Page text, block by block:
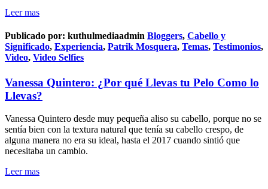
Leer mas
Publicado por: kuthulmediaadmin Bloggers, Cabello y
Significado, Experiencia, Patrik Mosquera, Temas, Testimonios,
Video, Video Selfies
Vanessa Quintero: ¿Por qué Llevas tu Pelo Como lo
Llevas?
Vanessa Quintero desde muy pequeña aliso su cabello, porque no se
sentía bien con la textura natural que tenía su cabello crespo, de
alguna manera no era su ideal, hasta el 2017 cuando sintió que
necesitaba un cambio.
Leer mas